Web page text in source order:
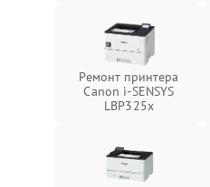
Ремонт принтера
Canon i-SENSYS
LBP325x